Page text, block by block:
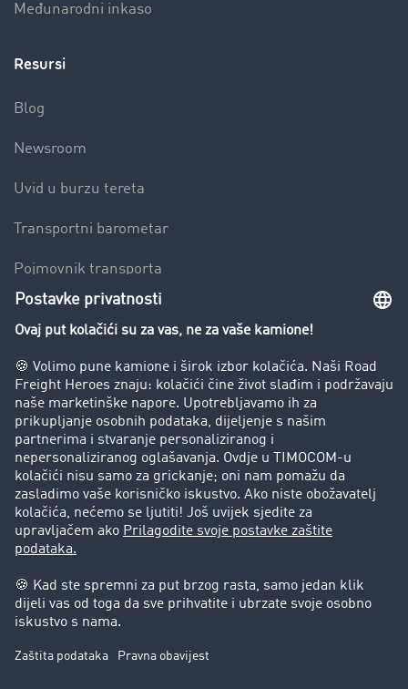
Međunarodni inkaso
Resursi
Blog
Newsroom
Uvid u burzu tereta
Transportni barometar
Pojmovnik transporta
Zabrana vožnje za kamione
Poduzeće
Priče o uspjehu
Stranke preporučuju stranku
Pravna pitanja
Impresum
Zaštita podataka
Kolačić-Postavke